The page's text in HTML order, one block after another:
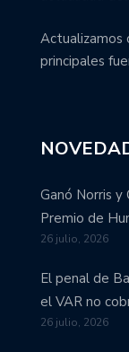
Actualizamos
principales
Ganó Norris y
Premio de
26 julio, 2026
El penal de
el VAR no
26 julio, 2026